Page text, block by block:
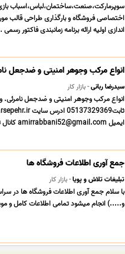
سوپرمارکت،صنعت،ساختمان،لباس،اسباب
اختصاصی فروشگاه و بارگذاری طراحی قالب
اندازی اولیه ارائه برنامه زمانبندی فاکتور
انواع مرکب وجوهر امنیتی و ضدجعل
سیدرضا ربانی- بازار کار
ایمیل amirrabbani52@gmail.com کانال تلگرام https//t.me/joharsepehr آ ... ...
جمع آوری اطلاعات فروشگاه ها
تبلیغات تلاش و پویا- بازار کار
با سلام جمع آوری اطلاعات فروشگاه ها در
و.....) انجام میشود تمامی اطلاعات کامل و